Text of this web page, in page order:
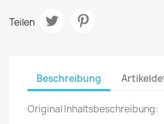
Teilen
Beschreibung
Original Inhaltsbeschreibung: